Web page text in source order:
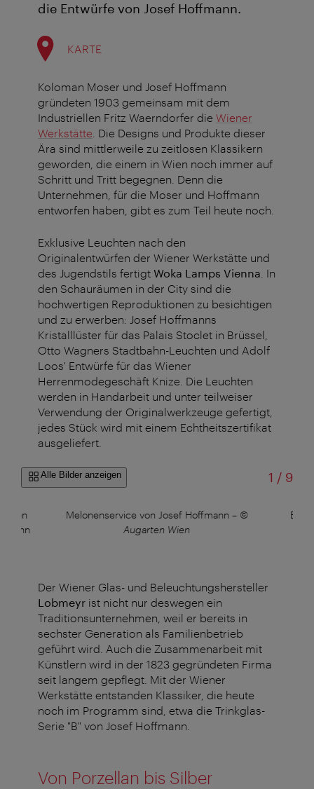
die Entwürfe von Josef Hoffmann.
KARTE
Koloman Moser und Josef Hoffmann
gründeten 1903 gemeinsam mit dem
Industriellen Fritz Waerndorfer die Wiener
Werkstätte . Die Designs und Produkte dieser
Ära sind mittlerweile zu zeitlosen Klassikern
geworden, die einem in Wien noch immer auf
Schritt und Tritt begegnen. Denn die
Unternehmen, für die Moser und Hoffmann
entworfen haben, gibt es zum Teil heute noch.
Exklusive Leuchten nach den
Originalentwürfen der Wiener Werkstätte und
des Jugendstils fertigt Woka Lamps Vienna . In
den Schauräumen in der City sind die
hochwertigen Reproduktionen zu besichtigen
und zu erwerben: Josef Hoffmanns
Kristalllüster für das Palais Stoclet in Brüssel,
Otto Wagners Stadtbahn-Leuchten und Adolf
Loos' Entwürfe für das Wiener
Herrenmodegeschäft Knize. Die Leuchten
werden in Handarbeit und unter teilweiser
Verwendung der Originalwerkzeuge gefertigt,
jedes Stück wird mit einem Echtheitszertifikat
ausgeliefert.
Alle Bilder anzeigen 1 /von
9
Melonenservice von Josef Hoffmann – ©
Augarten Wien
Der Wiener Glas- und Beleuchtungshersteller
Lobmeyr ist nicht nur deswegen ein
Traditionsunternehmen, weil er bereits in
sechster Generation als Familienbetrieb
geführt wird. Auch die Zusammenarbeit mit
Künstlern wird in der 1823 gegründeten Firma
seit langem gepflegt. Mit der Wiener
Werkstätte entstanden Klassiker, die heute
noch im Programm sind, etwa die Trinkglas-
Serie "B" von Josef Hoffmann.
Von Porzellan bis Silber